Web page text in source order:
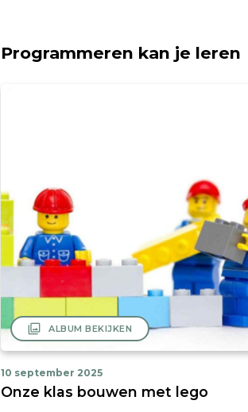
Programmeren kan je leren
filter ALBUM BEKIJKEN
10 september 2025
Onze klas bouwen met lego